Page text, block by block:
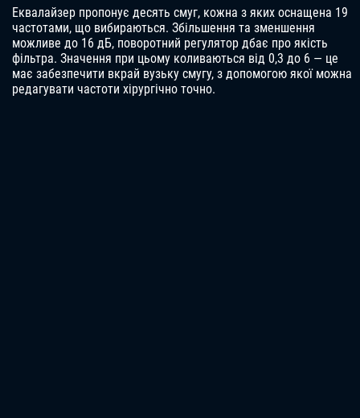
Еквалайзер пропонує десять смуг, кожна з яких оснащена 19
частотами, що вибираються. Збільшення та зменшення
можливе до 16 дБ, поворотний регулятор дбає про якість
фільтра. Значення при цьому коливаються від 0,3 до 6 — це
має забезпечити вкрай вузьку смугу, з допомогою якої можна
редагувати частоти хірургічно точно.